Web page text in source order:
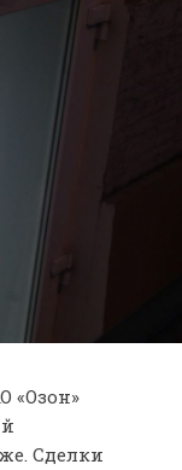
«Озон»
Сделки